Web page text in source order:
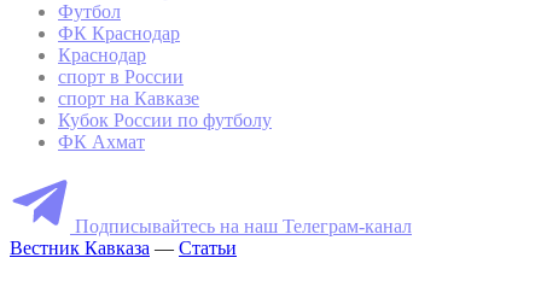
Футбол
ФК Краснодар
Краснодар
спорт в России
спорт на Кавказе
Кубок России по футболу
ФК Ахмат
Подписывайтесь на наш Телеграм-канал
Вестник Кавказа — Статьи